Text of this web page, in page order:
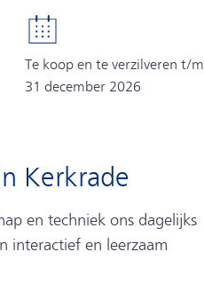
Te koop en te verzilveren t/m
31 december 2026
Kerkrade
en techniek ons dagelijks
interactief en leerzaam